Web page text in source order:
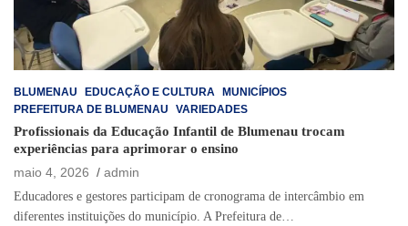
BLUMENAU EDUCAÇÃO E CULTURA MUNICÍPIOS
PREFEITURA DE BLUMENAU
VARIEDADES
Profissionais da Educação Infantil de Blumenau trocam
experiências para aprimorar o ensino
maio 4, 2026
admin
Educadores e gestores participam de cronograma de intercâmbio em
diferentes instituições do município. A Prefeitura de…